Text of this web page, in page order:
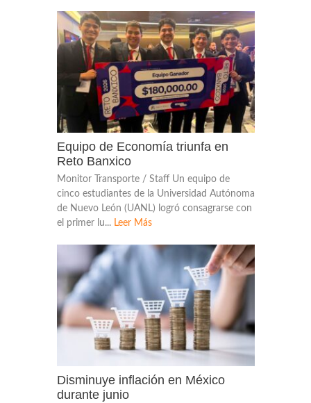
Equipo de Economía triunfa en
Reto Banxico
Monitor Transporte / Staff Un equipo de
cinco estudiantes de la Universidad Autónoma
de Nuevo León (UANL) logró consagrarse con
el primer lu... Leer Más
Disminuye inflación en México
durante junio